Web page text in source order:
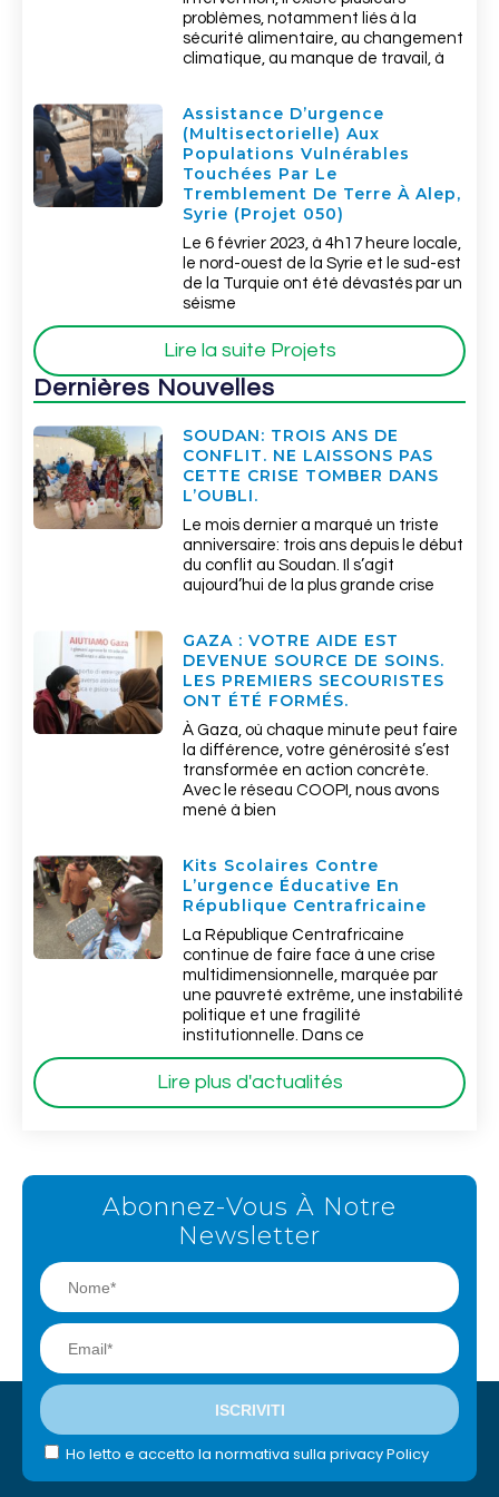
problèmes, notamment liés à la
sécurité alimentaire, au changement
climatique, au manque de travail, à
Assistance D’urgence
(multisectorielle) Aux
Populations Vulnérables
Touchées Par Le
Tremblement De Terre À Alep,
Syrie (Projet 050)
Le 6 février 2023, à 4h17 heure locale,
le nord-ouest de la Syrie et le sud-est
de la Turquie ont été dévastés par un
séisme
Lire la suite Projets
Dernières Nouvelles
SOUDAN: TROIS ANS DE
CONFLIT. NE LAISSONS PAS
CETTE CRISE TOMBER DANS
L’OUBLI.
Le mois dernier a marqué un triste
anniversaire: trois ans depuis le début
du conflit au Soudan. Il s’agit
aujourd’hui de la plus grande crise
GAZA : VOTRE AIDE EST
DEVENUE SOURCE DE SOINS.
LES PREMIERS SECOURISTES
ONT ÉTÉ FORMÉS.
À Gaza, où chaque minute peut faire
la différence, votre générosité s’est
transformée en action concrète.
Avec le réseau COOPI, nous avons
mené à bien
Kits Scolaires Contre
L’urgence Éducative En
République Centrafricaine
La République Centrafricaine
continue de faire face à une crise
multidimensionnelle, marquée par
une pauvreté extrême, une instabilité
politique et une fragilité
institutionnelle. Dans ce
Lire plus d'actualités
Abonnez-Vous À Notre
Newsletter
Ho letto e accetto la normativa sulla privacy Policy